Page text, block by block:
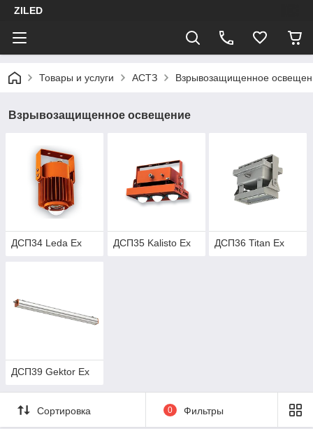
ZILED
Товары и услуги АСТЗ Взрывозащищенное
Взрывозащищенное освещение
ДСП34 Leda Ex ДСП35 Kalisto Ex ДСП36 Titan Ex
ДСП39 Gektor Ex
Сортировка 0 Фильтры